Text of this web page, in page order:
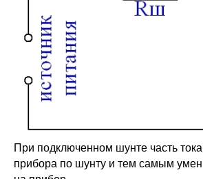
При подключенном шунте часть
прибора по шунту и тем самым